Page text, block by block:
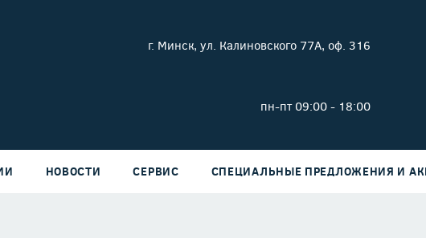
г. Минск, ул. Калиновского 77А, оф. 316
пн-пт 09:00 - 18:00
НОВОСТИ СЕРВИС СПЕЦИАЛЬНЫЕ ПРЕДЛОЖЕНИЯ И